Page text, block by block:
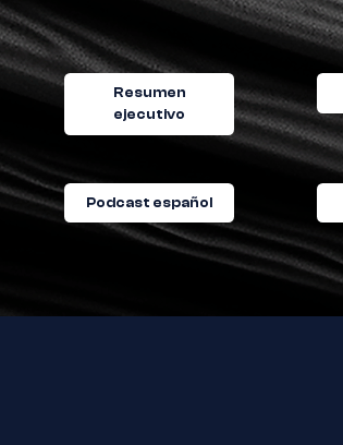
Resumen
ejecutivo
Podcast español